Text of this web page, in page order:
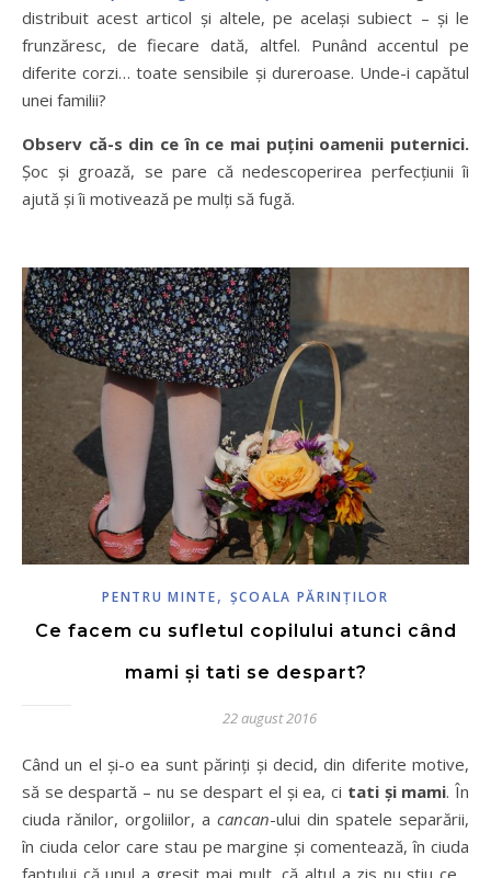
distribuit acest articol și altele, pe același subiect – și le
frunzăresc, de fiecare dată, altfel. Punând accentul pe
diferite corzi… toate sensibile și dureroase. Unde-i capătul
unei familii?
Observ că-s din ce în ce mai puțini oamenii puternici.
Șoc și groază, se pare că nedescoperirea perfecțiunii îi
ajută și îi motivează pe mulți să fugă.
PENTRU MINTE, ŞCOALA PĂRINŢILOR
Ce facem cu sufletul copilului atunci când
mami și tati se despart?
22 august 2016
Când un el și-o ea sunt părinți și decid, din diferite motive,
să se despartă – nu se despart el și ea, ci tati și mami. În
ciuda rănilor, orgoliilor, a cancan-ului din spatele separării,
în ciuda celor care stau pe margine și comentează, în ciuda
faptului că unul a greșit mai mult, că altul a zis nu știu ce…